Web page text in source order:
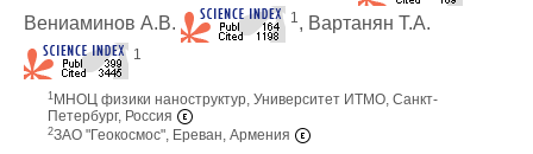
Вениаминов А.В.
1 , Вартанян Т.А.
1
1 МНОЦ физики наноструктур, Университет ИТМО, Санкт-
Петербург, Россия
2ЗАО "Геокосмос", Ереван, Армения